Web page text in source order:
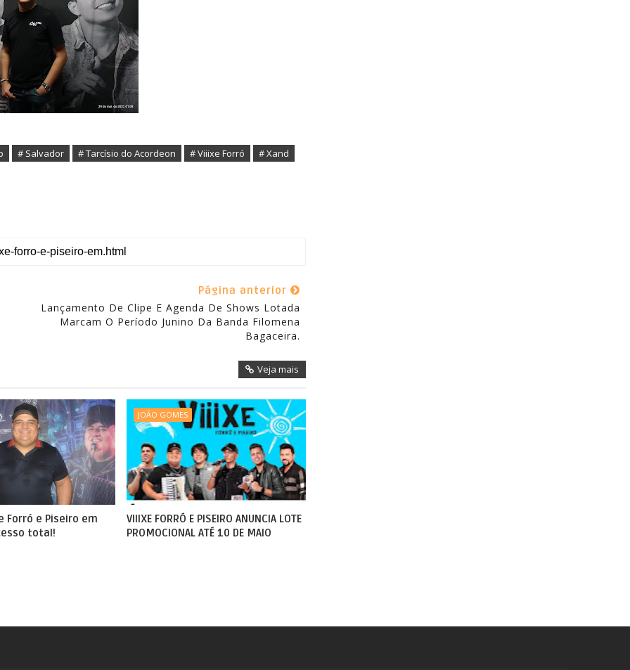
# Salvador # Tarcísio do Acordeon # Viiixe Forró # Xand
Página anterior
Lançamento De Clipe E Agenda De Shows Lotada
Marcam O Período Junino Da Banda Filomena
Bagaceira.
Veja mais
Forró e Piseiro em
total!
JOÃO GOMES
VIIIXE FORRÓ E PISEIRO ANUNCIA LOTE
PROMOCIONAL ATÉ 10 DE MAIO